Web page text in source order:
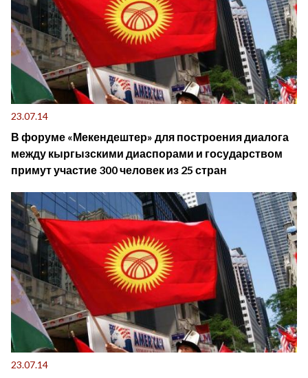
23.07.14
В форуме «Мекендештер» для построения диалога
между кыргызскими диаспорами и государством
примут участие 300 человек из 25 стран
23.07.14